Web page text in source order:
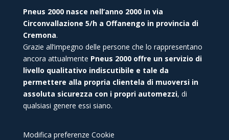
Pneus 2000 nasce nell’anno 2000 in via
Circonvallazione 5/h a Offanengo in provincia di
Cremona.
Grazie all’impegno delle persone che lo rappresentano
ancora attualmente Pneus 2000 offre un servizio di
livello qualitativo indiscutibile e tale da
permettere alla propria clientela di muoversi in
assoluta sicurezza con i propri automezzi, di
qualsiasi genere essi siano.
Modifica preferenze Cookie